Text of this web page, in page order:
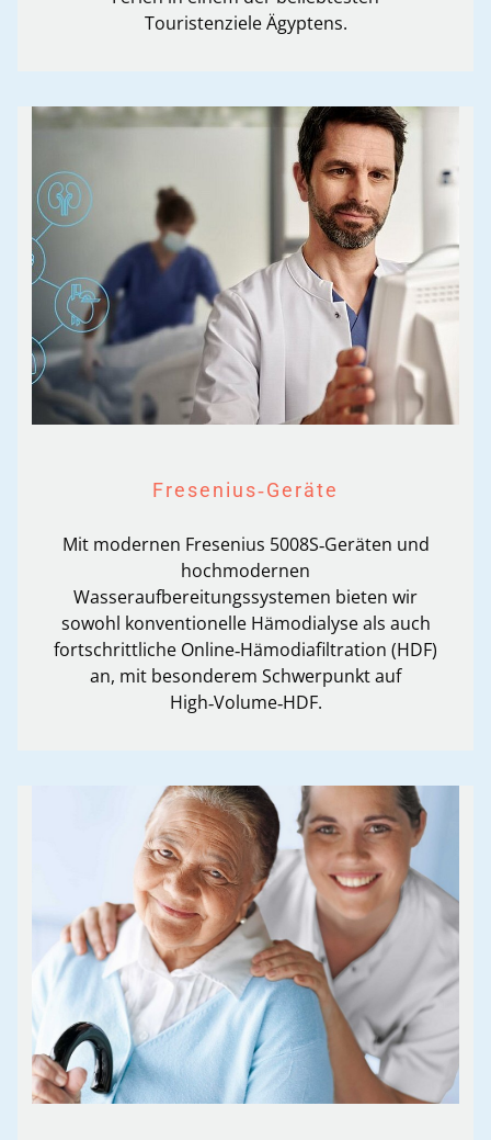
Touristenziele Ägyptens.
Fresenius‑Geräte
Mit modernen Fresenius 5008S‑Geräten und
hochmodernen
Wasseraufbereitungssystemen bieten wir
sowohl konventionelle Hämodialyse als auch
fortschrittliche Online‑Hämodiafiltration (HDF)
an, mit besonderem Schwerpunkt auf
High‑Volume‑HDF.